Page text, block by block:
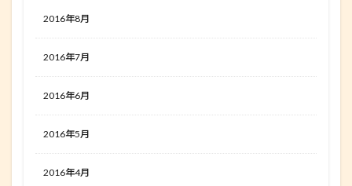
2016年8月
2016年7月
2016年6月
2016年5月
2016年4月